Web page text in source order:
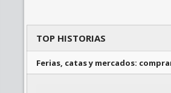
TOP HISTORIAS
Ferias, catas y mercados: